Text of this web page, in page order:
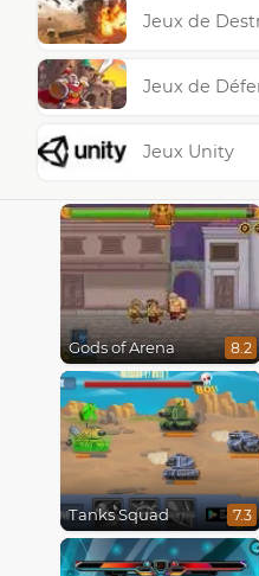
Jeux de
Jeux de
Jeux Unity
Gods of Arena 8.2
Tanks Squad 7.3